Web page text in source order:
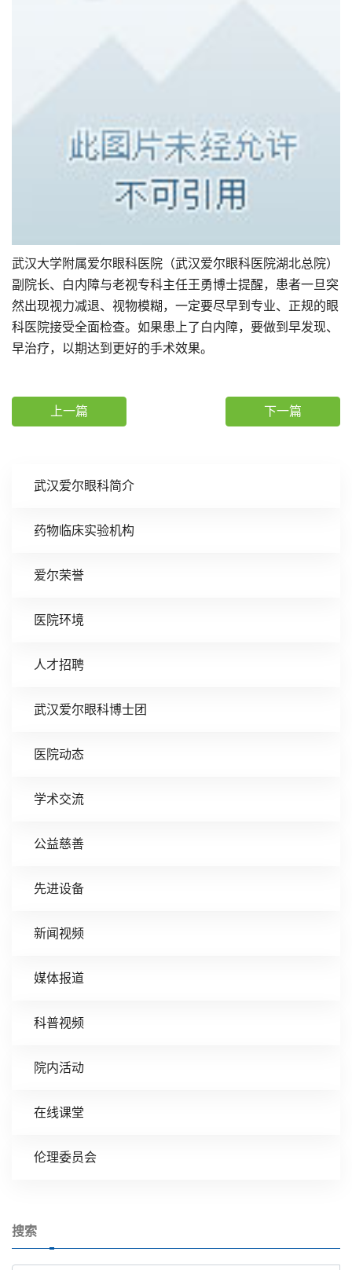
武汉爱尔眼科简介
药物临床实验机构
爱尔荣誉
医院环境
人才招聘
武汉爱尔眼科博士团
医院动态
学术交流
公益慈善
先进设备
新闻视频
媒体报道
科普视频
院内活动
在线课堂
伦理委员会
搜索
武汉大学附属爱尔眼科医院（武汉爱尔眼科医院湖北总院）
副院长、白内障与老视专科主任王勇博士提醒，患者一旦突
然出现视力减退、视物模糊，一定要尽早到专业、正规的眼
科医院接受全面检查。如果患上了白内障，要做到早发现、
早治疗，以期达到更好的手术效果。
上一篇 下一篇